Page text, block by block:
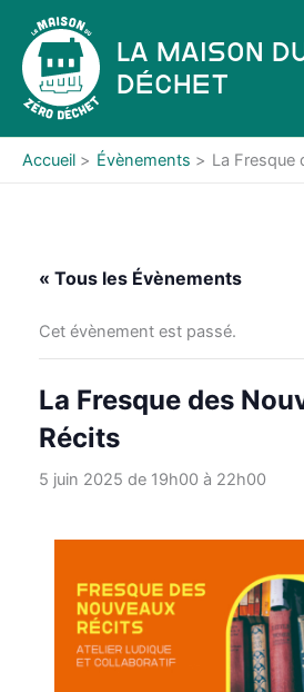
contenu
La Maison
Déchet
Accueil Évènements La Fresque
« Tous les Évènements
Cet évènement est passé.
La Fresque des
Récits
5 juin 2025 de 19h00à 22h00